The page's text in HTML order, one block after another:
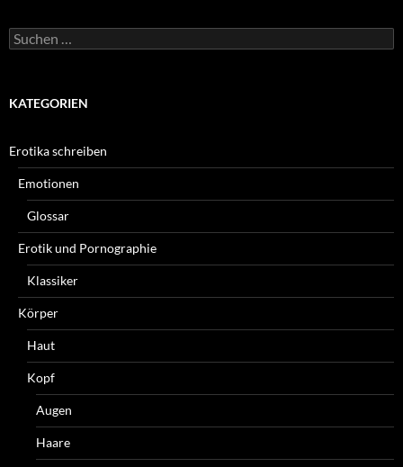
Suchen
nach:
KATEGORIEN
Erotika schreiben
Emotionen
Glossar
Erotik und Pornographie
Klassiker
Körper
Haut
Kopf
Augen
Haare